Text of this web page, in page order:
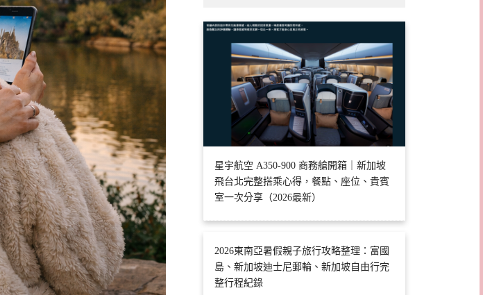
星宇航空 A350-900 商務艙開箱｜新加坡
飛台北完整搭乘心得，餐點、座位、貴賓
室一次分享（2026最新）
2026東南亞暑假親子旅行攻略整理：富國
島、新加坡迪士尼郵輪、新加坡自由行完
整行程紀錄